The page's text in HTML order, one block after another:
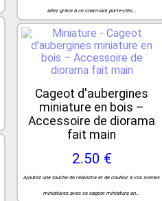
allez grâce à ce charmant porte-clés...
Cageot d'aubergines
miniature en bois –
Accessoire de diorama
fait main
2.50 €
Ajoutez une touche de réalisme et de couleur à vos scènes
miniatures avec ce cageot miniature en...